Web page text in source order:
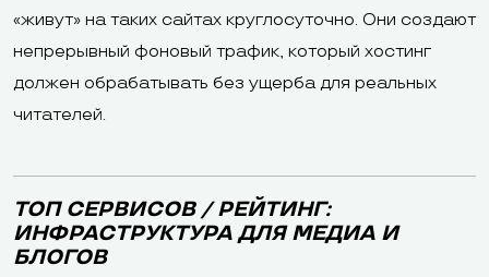
«живут» на таких сайтах круглосуточно. Они создают
непрерывный фоновый трафик, который хостинг
должен обрабатывать без ущерба для реальных
читателей.
ТОП СЕРВИСОВ / РЕЙТИНГ:
ИНФРАСТРУКТУРА ДЛЯ МЕДИА И
БЛОГОВ